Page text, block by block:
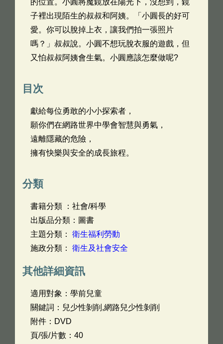
的位置。小圓將魔鏡放在陽光下，沒想到，鏡
子裡出現陌生的叔叔和阿姨。「小圓長的好可
愛。你可以脫掉上衣，讓我們拍一張照片
嗎？」叔叔說。小圓不想玩脫衣服的遊戲，但
又怕叔叔阿姨會生氣。小圓應該怎麼做呢?
目次
獻給每位勇敢的小小探索者，
願你們在網路世界中學會智慧與勇氣，
遠離隱藏的危險，
擁有快樂與安全的成長旅程。
分類
書籍分類 ：社會/科學
出版品分類：圖書
主題分類： 衛生福利勞動
施政分類： 衛生及社會安全
其他詳細資訊
適用對象：學前兒童
關鍵詞：兒少性剝削,網路兒少性剝削
附件：DVD
頁/張/片數：40